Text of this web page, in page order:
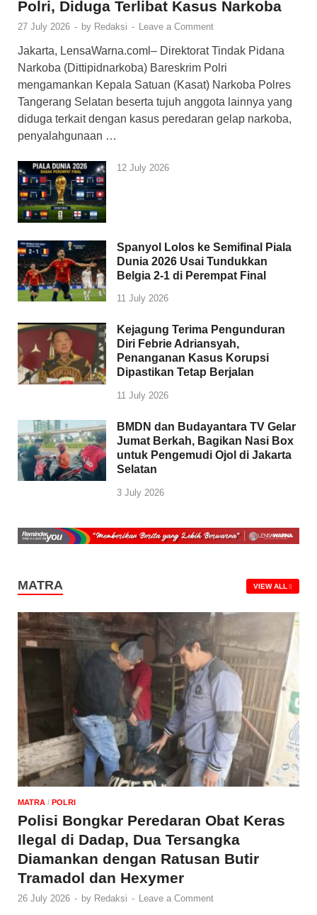
Polri, Diduga Terlibat Kasus Narkoba
27 July 2026 - by Redaksi - Leave a Comment
Jakarta, LensaWarna.coml– Direktorat Tindak Pidana
Narkoba (Dittipidnarkoba) Bareskrim Polri
mengamankan Kepala Satuan (Kasat) Narkoba Polres
Tangerang Selatan beserta tujuh anggota lainnya yang
diduga terkait dengan kasus peredaran gelap narkoba,
penyalahgunaan …
12 July 2026
Spanyol Lolos ke Semifinal Piala
Dunia 2026 Usai Tundukkan
Belgia 2-1 di Perempat Final
11 July 2026
Kejagung Terima Pengunduran
Diri Febrie Adriansyah,
Penanganan Kasus Korupsi
Dipastikan Tetap Berjalan
11 July 2026
BMDN dan Budayantara TV Gelar
Jumat Berkah, Bagikan Nasi Box
untuk Pengemudi Ojol di Jakarta
Selatan
3 July 2026
MATRA VIEW ALL
MATRA / POLRI
Polisi Bongkar Peredaran Obat Keras
Ilegal di Dadap, Dua Tersangka
Diamankan dengan Ratusan Butir
Tramadol dan Hexymer
26 July 2026 - by Redaksi - Leave a Comment